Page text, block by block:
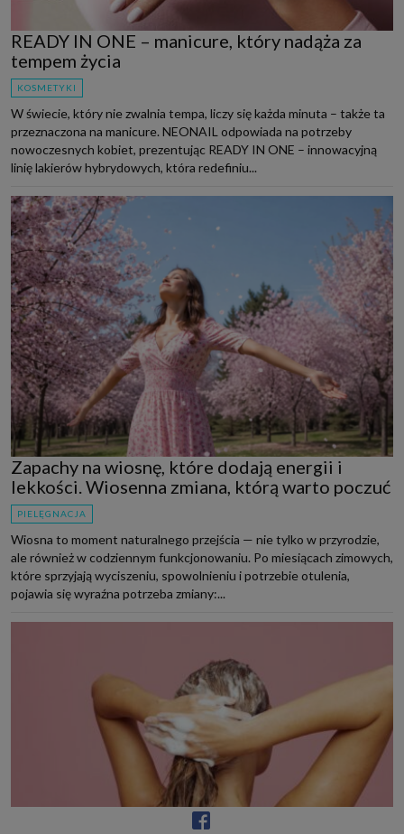
READY IN ONE – manicure, który nadąża za
tempem życia
KOSMETYKI
W świecie, który nie zwalnia tempa, liczy się każda minuta – także ta
przeznaczona na manicure. NEONAIL odpowiada na potrzeby
nowoczesnych kobiet, prezentując READY IN ONE – innowacyjną
linię lakierów hybrydowych, która redefiniu...
Zapachy na wiosnę, które dodają energii i
lekkości. Wiosenna zmiana, którą warto poczuć
PIELĘGNACJA
Wiosna to moment naturalnego przejścia — nie tylko w przyrodzie,
ale również w codziennym funkcjonowaniu. Po miesiącach zimowych,
które sprzyjają wyciszeniu, spowolnieniu i potrzebie otulenia,
pojawia się wyraźna potrzeba zmiany:...